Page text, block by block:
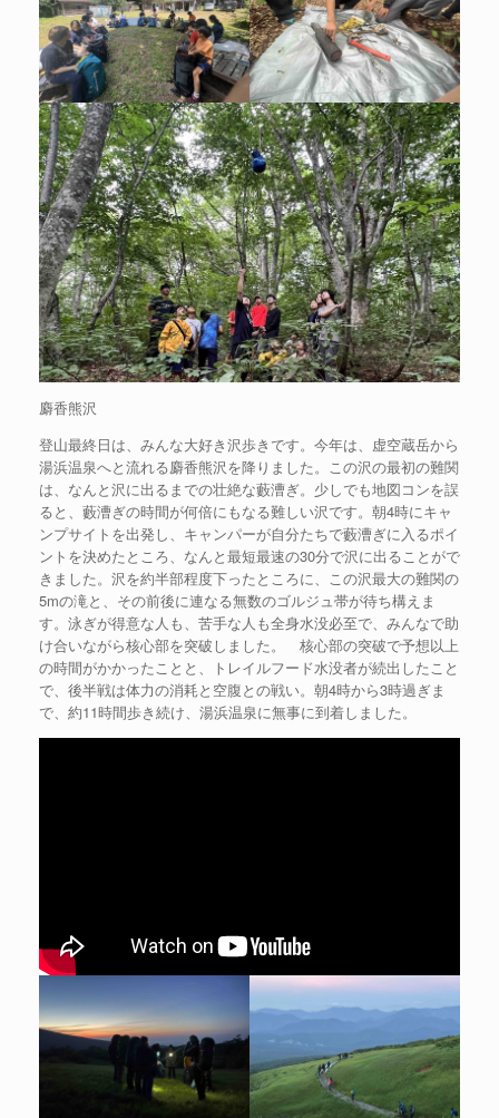
麝香熊沢
登山最終日は、みんな大好き沢歩きです。今年は、虚空蔵岳から
湯浜温泉へと流れる麝香熊沢を降りました。この沢の最初の難関
は、なんと沢に出るまでの壮絶な藪漕ぎ。少しでも地図コンを誤
ると、藪漕ぎの時間が何倍にもなる難しい沢です。朝4時にキャ
ンプサイトを出発し、キャンパーが自分たちで藪漕ぎに入るポイ
ントを決めたところ、なんと最短最速の30分で沢に出ることがで
きました。沢を約半部程度下ったところに、この沢最大の難関の
5mの滝と、その前後に連なる無数のゴルジュ帯が待ち構えま
す。泳ぎが得意な人も、苦手な人も全身水没必至で、みんなで助
け合いながら核心部を突破しました。 核心部の突破で予想以上
の時間がかかったことと、トレイルフード水没者が続出したこと
で、後半戦は体力の消耗と空腹との戦い。朝4時から3時過ぎま
で、約11時間歩き続け、湯浜温泉に無事に到着しました。